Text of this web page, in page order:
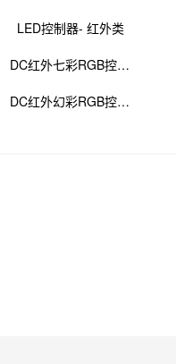
LED控制器- 红外类
DC红外七彩RGB控制器
DC红外幻彩RGB控制器
次